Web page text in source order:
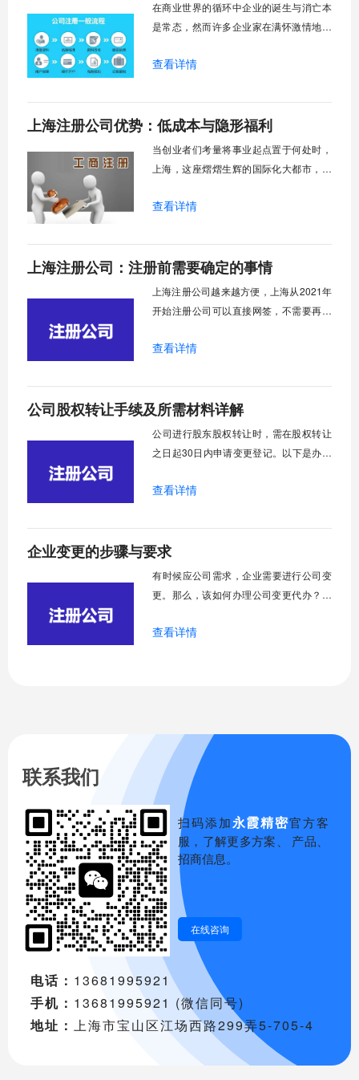
在商业世界的循环中企业的诞生与消亡本
是常态，然而许多企业家在满怀激情地创
到的困境，公司注销过程中的复杂流程和
一家公司不能简单地"关门大吉"呢？这背后
涉及到债权人保护、市场秩序维护以及法
查看详情
上海注册公司优势：低成本与隐形福利
当创业者们考量将事业起点置于何处时，
上海，这座熠熠生辉的国际化大都市，总
国无可争议的经济、金融、贸易和航运中
独厚的资源，悉心培育企业成长的沃土。
为何如此多的创业者对上海青眼有加？答
查看详情
上海注册公司：注册前需要确定的事情
上海注册公司越来越方便，上海从2021年
开始注册公司可以直接网签，不需要再去
字资料，给广大的创业者减负了。现在我
确定的事情。
查看详情
公司股权转让手续及所需材料详解
​公司进行股东股权转让时，需在股权转让
之日起30日内申请变更登记。以下是办理
查看详情
企业变更的步骤与要求
​有时候应公司需求，企业需要进行公司变
更。那么，该如何办理公司变更代办？需
将针对这些问题做出简要介绍，希望对大
查看详情
联系我们
扫码添加永霞精密官方客
服，了解更多方案、 产品、
招商信息。
在线咨询
电话： 13681995921
手机： 13681995921 (微信同号)
地址：
上海市宝山区江场西路299弄5-705-4